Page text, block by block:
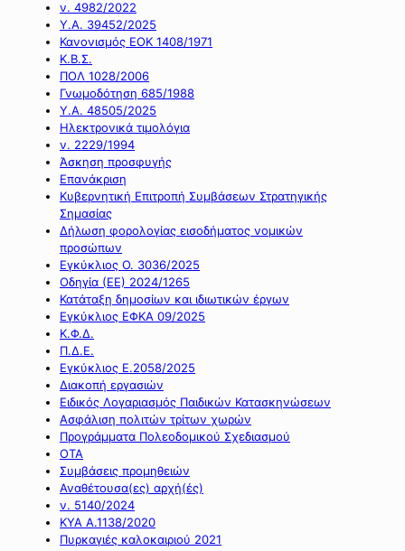
ν. 4982/2022
Υ.Α. 39452/2025
Κανονισμός ΕΟΚ 1408/1971
Κ.Β.Σ.
ΠΟΛ 1028/2006
Γνωμοδότηση 685/1988
Υ.Α. 48505/2025
Ηλεκτρονικά τιμολόγια
ν. 2229/1994
Άσκηση προσφυγής
Επανάκριση
Κυβερνητική Επιτροπή Συμβάσεων Στρατηγικής
Σημασίας
Δήλωση φορολογίας εισοδήματος νομικών
προσώπων
Εγκύκλιος Ο. 3036/2025
Οδηγία (ΕΕ) 2024/1265
Κατάταξη δημοσίων και ιδιωτικών έργων
Εγκύκλιος ΕΦΚΑ 09/2025
Κ.Φ.Δ.
Π.Δ.Ε.
Εγκύκλιος Ε.2058/2025
Διακοπή εργασιών
Ειδικός Λογαριασμός Παιδικών Κατασκηνώσεων
Ασφάλιση πολιτών τρίτων χωρών
Προγράμματα Πολεοδομικού Σχεδιασμού
ΟΤΑ
Συμβάσεις προμηθειών
Αναθέτουσα(ες) αρχή(ές)
ν. 5140/2024
ΚΥΑ Α.1138/2020
Πυρκαγιές καλοκαιριού 2021